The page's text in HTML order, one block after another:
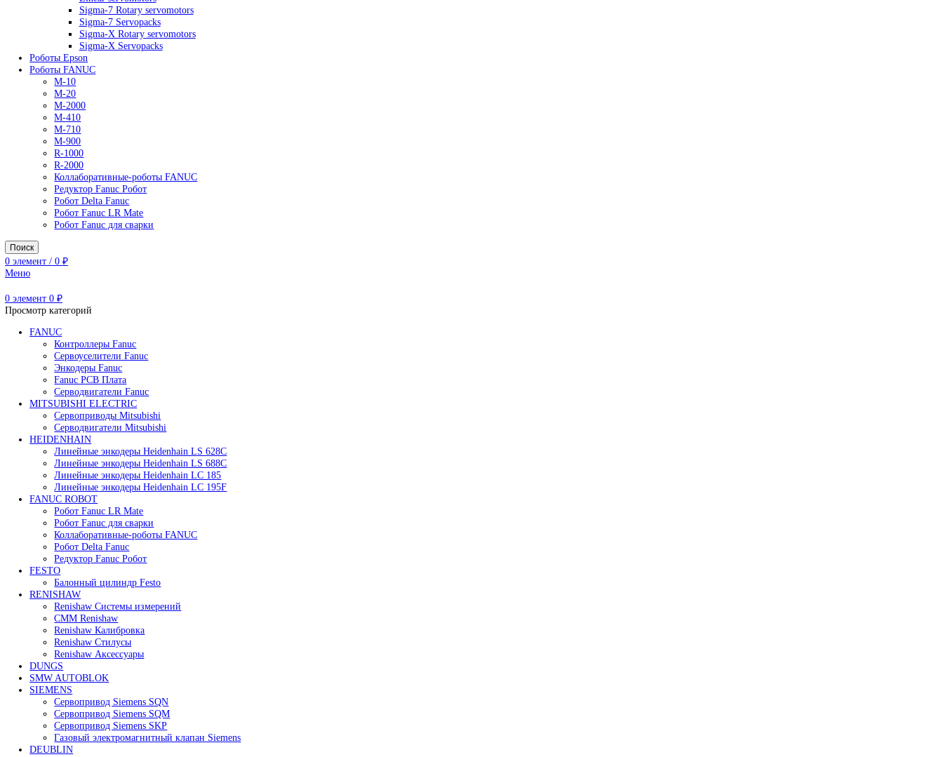
General Purpose Industrial Drives
Legacy Drives
Regenerative Solutions
Special Application Drives
Motion Control
Direct drive motors
Роботы Epson
Роботы FANUC
M-10
M-20
M-2000
M-410
R-1000
Редуктор Fanuc Робот
Робот Delta Fanuc
Робот Fanuc LR Mate
Робот Fanuc для сварки
элемент / 0₽
Меню
элемент 0₽
Просмотр категорий
FANUC
Контроллеры Fanuc
Сервоуселители Fanuc
Энкодеры Fanuc
Fanuc PCB Плата
Серводвигатели Fanuc
MITSUBISHI ELECTRIC
Сервоприводы Mitsubishi
HEIDENHAIN
Линейные энкодеры Heidenhain LS 628C
Линейные энкодеры Heidenhain LS 688C
Линейные энкодеры Heidenhain LC 185
Линейные энкодеры Heidenhain LC 195F
FANUC ROBOT
Робот Fanuc LR Mate
Робот Fanuc для сварки
Коллаборативные-роботы FANUC
Робот Delta Fanuc
Редуктор Fanuc Робот
FESTO
Балонный цилиндр Festo